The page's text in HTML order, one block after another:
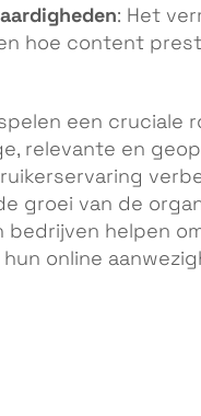
: Het
hoe content
een cruciale
relevante en
groei van de
bedrijven helpen
online